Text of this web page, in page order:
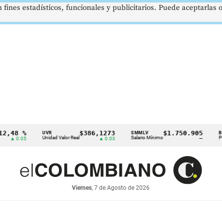
UVR
Unidad Valor Real
$386,1273
▲ 0.03
SMMLV
Salario Mínimo
$1.750.905 BRENT
Petróleo
Viernes, 7 de Agosto de 2026
estadísticos, funcionales y publicitarios. Puede aceptarlas